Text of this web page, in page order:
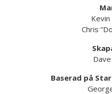
Chris
Baserad på